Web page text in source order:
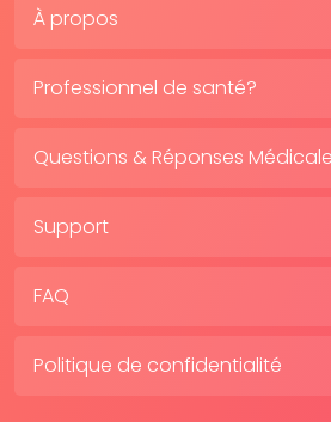
À propos
Professionnel de santé?
Questions & Réponses
Support
FAQ
Politique de confidentialité